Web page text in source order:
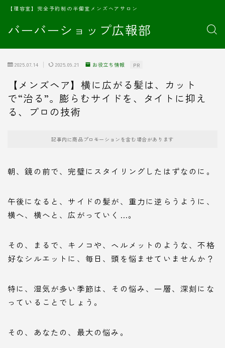
バーバーショップ広報部
【理容室】完全予約制の半個室メンズヘアサロン
2025.07.14 2025.09.21 お役立ち情報 PR
【メンズヘア】横に広がる髪は、カット
で“治る”。膨らむサイドを、タイトに抑え
る、プロの技術
記事内に商品プロモーションを含む場合があります
朝、鏡の前で、完璧にスタイリングしたはずなのに。
午後になると、サイドの髪が、重力に逆らうように、
横へ、横へと、広がっていく…。
その、まるで、キノコや、ヘルメットのような、不格
好なシルエットに、毎日、頭を悩ませていませんか？
特に、湿気が多い季節は、その悩み、一層、深刻にな
っていることでしょう。
その、あなたの、最大の悩み。